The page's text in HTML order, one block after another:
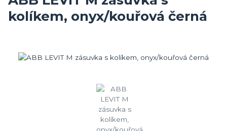
kolíkem, onyx/kouřová černá